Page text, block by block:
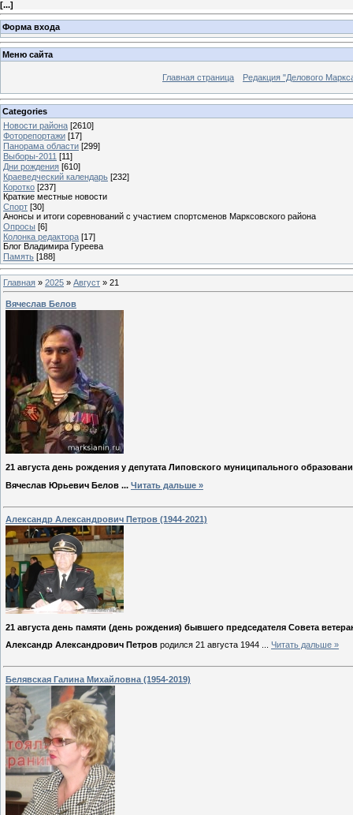
[...]
Форма входа
Меню сайта
Главная страница Редакция "Делового
Categories
Новости района [2610]
Фоторепортажи [17]
Панорама области [299]
Выборы-2011 [11]
Дни рождения [610]
Краеведческий календарь [232]
Коротко [237]
Краткие местные новости
Спорт [30]
Анонсы и итоги соревнований с участием спортсменов Марксовского района
Опросы [6]
Колонка редактора [17]
Блог Владимира Гуреева
Память [188]
Главная » 2025 » Август » 21
Вячеслав Белов
21 августа день рождения у депутата Липовского муниципального
Вячеслав Юрьевич Белов ... Читать дальше »
Александр Александрович Петров (1944-2021)
21 августа день памяти (день рождения) бывшего председателя Совета
Александр Александрович Петров родился 21 августа 1944 Читать дальше »
Белявская Галина Михайловна (1954-2019)